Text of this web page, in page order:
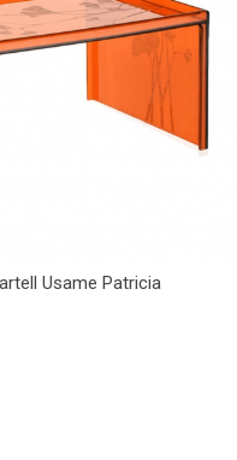
Usame Patricia